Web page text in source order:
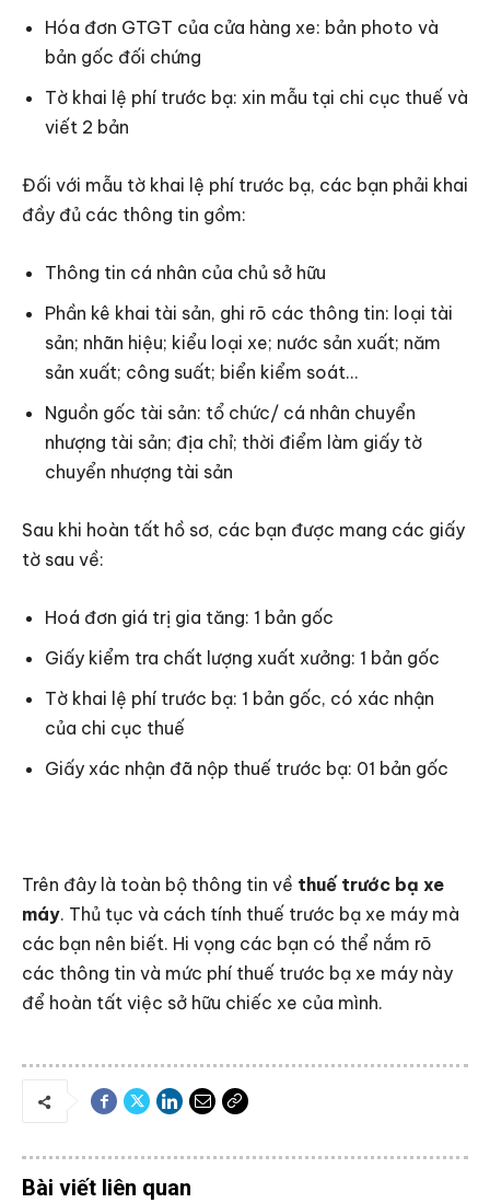
Hóa đơn GTGT của cửa hàng xe: bản photo và
bản gốc đối chứng
Tờ khai lệ phí trước bạ: xin mẫu tại chi cục thuế và
viết 2 bản
Đối với mẫu tờ khai lệ phí trước bạ, các bạn phải khai
đầy đủ các thông tin gồm:
Thông tin cá nhân của chủ sở hữu
Phần kê khai tài sản, ghi rõ các thông tin: loại tài
sản; nhãn hiệu; kiểu loại xe; nước sản xuất; năm
sản xuất; công suất; biển kiểm soát…
Nguồn gốc tài sản: tổ chức/ cá nhân chuyển
nhượng tài sản; địa chỉ; thời điểm làm giấy tờ
chuyển nhượng tài sản
Sau khi hoàn tất hồ sơ, các bạn được mang các giấy
tờ sau về:
Hoá đơn giá trị gia tăng: 1 bản gốc
Giấy kiểm tra chất lượng xuất xưởng: 1 bản gốc
Tờ khai lệ phí trước bạ: 1 bản gốc, có xác nhận
của chi cục thuế
Giấy xác nhận đã nộp thuế trước bạ: 01 bản gốc
Trên đây là toàn bộ thông tin về thuế trước bạ xe
máy. Thủ tục và cách tính thuế trước bạ xe máy mà
các bạn nên biết. Hi vọng các bạn có thể nắm rõ
các thông tin và mức phí thuế trước bạ xe máy này
để hoàn tất việc sở hữu chiếc xe của mình.
Bài viết liên quan